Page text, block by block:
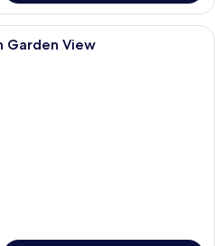
Una camera da letto moderna con
Garden View